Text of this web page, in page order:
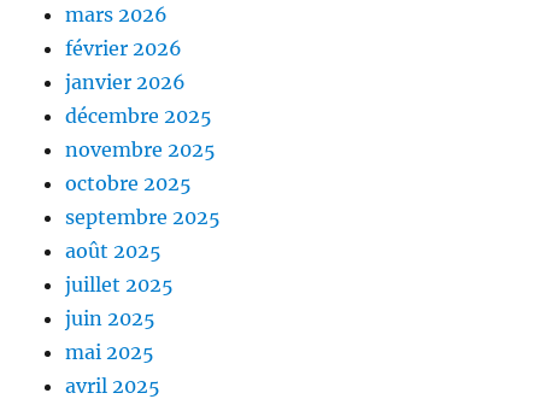
mars 2026
février 2026
janvier 2026
décembre 2025
novembre 2025
octobre 2025
septembre 2025
août 2025
juillet 2025
juin 2025
mai 2025
avril 2025